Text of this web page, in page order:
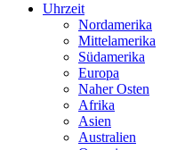
Uhrzeit
Nordamerika
Mittelamerika
Südamerika
Europa
Naher Osten
Afrika
Asien
Australien